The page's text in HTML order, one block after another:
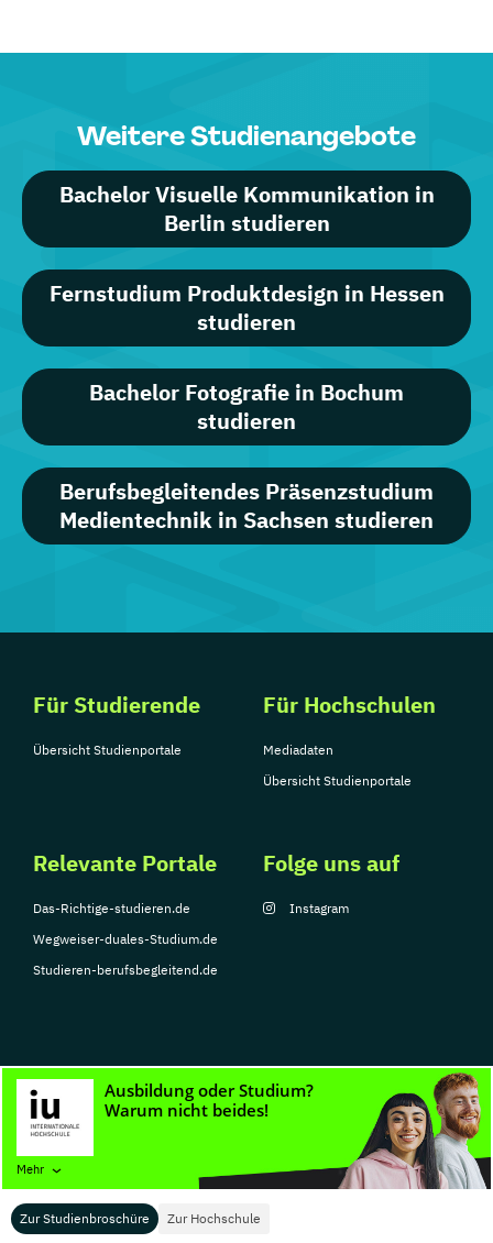
Zur Studienbroschüre Zur Hochschule
Mehr
Weitere Studienangebote
Bachelor Visuelle Kommunikation in
Berlin studieren
Fernstudium Produktdesign in Hessen
studieren
Bachelor Fotografie in Bochum
studieren
Berufsbegleitendes Präsenzstudium
Medientechnik in Sachsen studieren
Für Studierende
Übersicht Studienportale
Für Hochschulen
Mediadaten
Übersicht Studienportale
Relevante Portale
Das-Richtige-studieren.de
Wegweiser-duales-Studium.de
Studieren-berufsbegleitend.de
Folge uns auf
Instagram
© Copyright 2026, TarGroup Media GmbH
Nutzungsbedingungen